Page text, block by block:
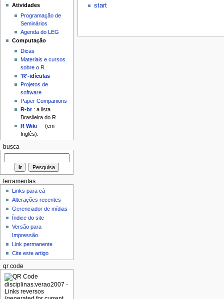
start
Atividades
Programação de
Seminários
Agenda do LEG
Computação
Dicas
Materiais e cursos
sobre o R
'R'-idículas
Projetos de
software
Paper Companions
R-br: a lista
Brasileira do R
R Wiki
(em
Inglês).
busca
ferramentas
Links para cá
Alterações recentes
Gerenciador de mídias
Índice do site
Versão para
Impressão
Link permanente
Cite este artigo
qr code